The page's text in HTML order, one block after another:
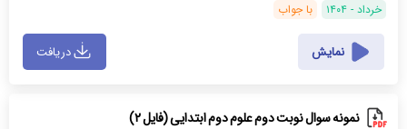
خرداد - ۱۴۰۴ با جواب
نمایش دریافت
نمونه سوال نوبت دوم علوم دوم ابتدایی (فایل ۲)